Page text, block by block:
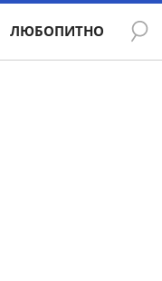
ЛЮБОПИТНО